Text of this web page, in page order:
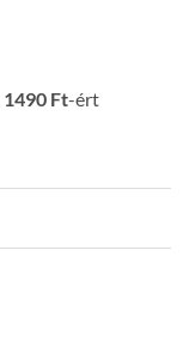
1490 Ft-ért